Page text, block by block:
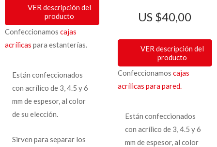
VER descripción del
producto
Confeccionamos cajas
acrílicas para estanterías.
Están confeccionados
con acrílico de 3, 4.5 y 6
mm de espesor, al color
de su elección.
Sirven para separar los
$40,00
VER descripción del
producto
Confeccionamos cajas
acrílicas para pared.
Están confeccionados
con acrílico de 3, 4.5 y 6
mm de espesor, al color